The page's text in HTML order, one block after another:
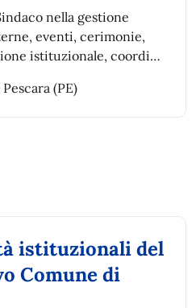
nella gestione
eventi, cerimonie,
istituzionale, coordina
gestisce l’Aurum e i
social media policy.
Pescara (PE)
istituzionali del
Comune di